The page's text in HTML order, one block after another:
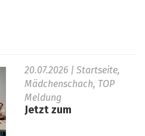
20.07.2026 | Startseite,
Mädchenschach, TOP
Meldung
Jetzt zum